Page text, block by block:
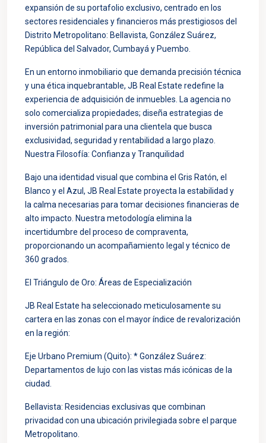
expansión de su portafolio exclusivo, centrado en los
sectores residenciales y financieros más prestigiosos del
Distrito Metropolitano: Bellavista, González Suárez,
República del Salvador, Cumbayá y Puembo.
En un entorno inmobiliario que demanda precisión técnica
y una ética inquebrantable, JB Real Estate redefine la
experiencia de adquisición de inmuebles. La agencia no
solo comercializa propiedades; diseña estrategias de
inversión patrimonial para una clientela que busca
exclusividad, seguridad y rentabilidad a largo plazo.
Nuestra Filosofía: Confianza y Tranquilidad
Bajo una identidad visual que combina el Gris Ratón, el
Blanco y el Azul, JB Real Estate proyecta la estabilidad y
la calma necesarias para tomar decisiones financieras de
alto impacto. Nuestra metodología elimina la
incertidumbre del proceso de compraventa,
proporcionando un acompañamiento legal y técnico de
360 grados.
El Triángulo de Oro: Áreas de Especialización
JB Real Estate ha seleccionado meticulosamente su
cartera en las zonas con el mayor índice de revalorización
en la región:
Eje Urbano Premium (Quito): * González Suárez:
Departamentos de lujo con las vistas más icónicas de la
ciudad.
Bellavista: Residencias exclusivas que combinan
privacidad con una ubicación privilegiada sobre el parque
Metropolitano.